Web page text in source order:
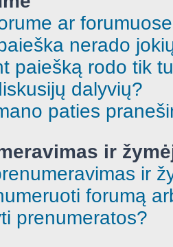
ar
nerado
paiešką rodo tik
dalyvių?
paties
ir
ir
forumą
prenumeratos?